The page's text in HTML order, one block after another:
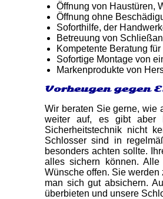
Öffnung von Haustüren,
Öffnung ohne
Soforthilfe, der
Betreuung von
Kompetente Beratung
Sofortige Montage von
Markenprodukte von
Vorbeugen gegen
Wir beraten Sie gerne, wie
weiter auf, es gibt aber
Sicherheitstechnik nicht
Schlosser sind in
besonders achten sollte.
alles sichern können.
Wünsche offen. Sie
man sich gut absichern.
überbieten und unsere